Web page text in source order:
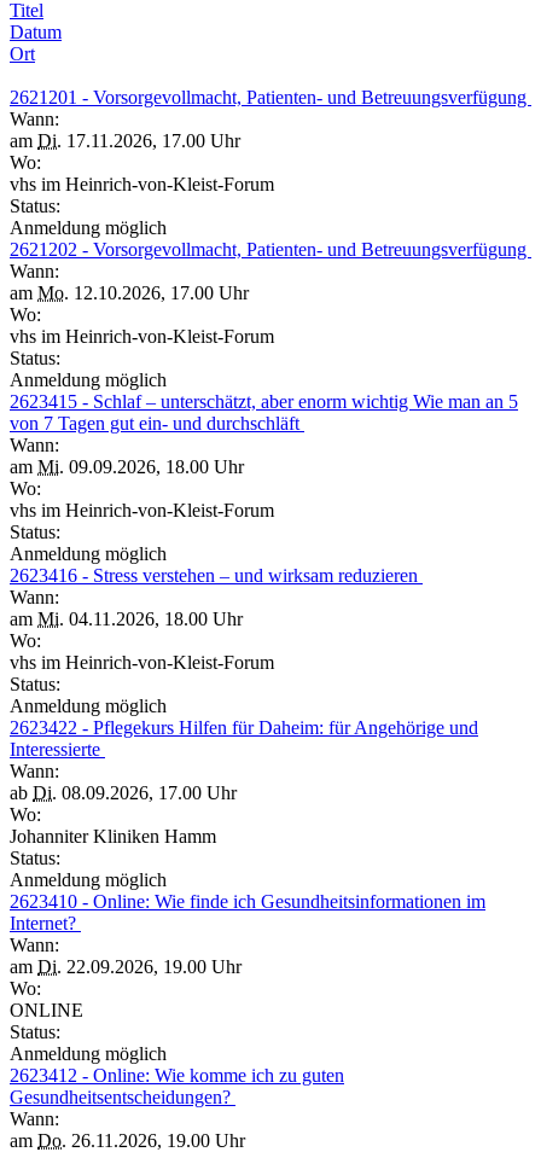
Titel
Datum
Ort
2621201 - Vorsorgevollmacht, Patienten- und Betreuungsverfügung
Wann:
am Di. 17.11.2026, 17.00 Uhr
Wo:
vhs im Heinrich-von-Kleist-Forum
Status:
Anmeldung möglich
2621202 - Vorsorgevollmacht, Patienten- und Betreuungsverfügung
Wann:
am Mo. 12.10.2026, 17.00 Uhr
Wo:
vhs im Heinrich-von-Kleist-Forum
Status:
Anmeldung möglich
2623415 - Schlaf – unterschätzt, aber enorm wichtig Wie man an 5
von 7 Tagen gut ein- und durchschläft
Wann:
am Mi. 09.09.2026, 18.00 Uhr
Wo:
vhs im Heinrich-von-Kleist-Forum
Status:
Anmeldung möglich
2623416 - Stress verstehen – und wirksam reduzieren
Wann:
am Mi. 04.11.2026, 18.00 Uhr
Wo:
vhs im Heinrich-von-Kleist-Forum
Status:
Anmeldung möglich
2623422 - Pflegekurs Hilfen für Daheim: für Angehörige und
Interessierte
Wann:
ab Di. 08.09.2026, 17.00 Uhr
Wo:
Johanniter Kliniken Hamm
Status:
Anmeldung möglich
2623410 - Online: Wie finde ich Gesundheitsinformationen im
Internet?
Wann:
am Di. 22.09.2026, 19.00 Uhr
Wo:
ONLINE
Status:
Anmeldung möglich
2623412 - Online: Wie komme ich zu guten
Gesundheitsentscheidungen?
Wann:
am Do. 26.11.2026, 19.00 Uhr